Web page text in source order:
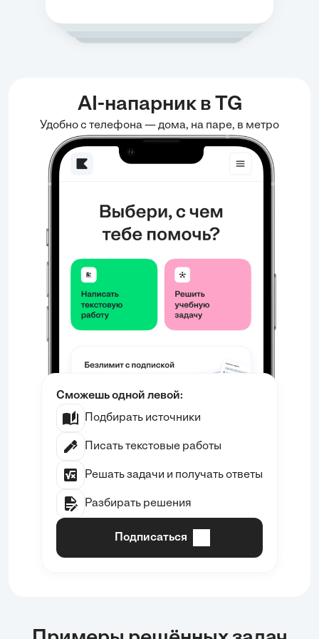
AI-напарник в TG
Удобно с телефона — дома, на паре, в метро
Сможешь одной левой:
Подбирать источники
Писать текстовые работы
Решать задачи и получать ответы
Разбирать решения
Подписаться